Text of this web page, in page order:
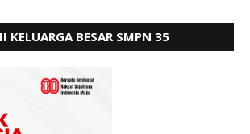
KELUARGA BESAR SMPN 35